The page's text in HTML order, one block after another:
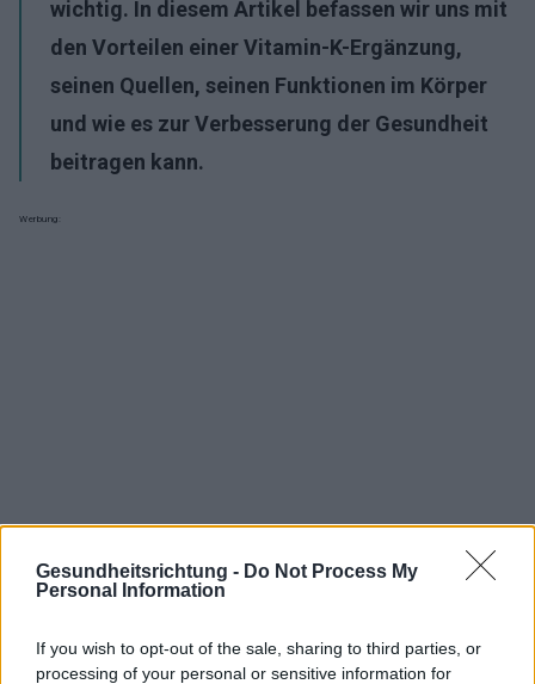
Gesundheitsrichtung - Do Not Process My
Personal Information
If you wish to opt-out of the sale, sharing to third parties, or
processing of your personal or sensitive information for
wichtig. In diesem Artikel befassen wir uns mit
den Vorteilen einer Vitamin-K-Ergänzung,
seinen Quellen, seinen Funktionen im Körper
und wie es zur Verbesserung der Gesundheit
beitragen kann.
Werbung:
Interessant? Teilen sie es auf Facebook!